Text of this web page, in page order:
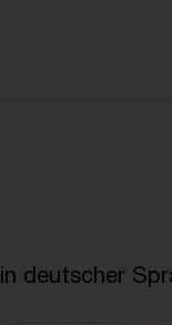
deutscher